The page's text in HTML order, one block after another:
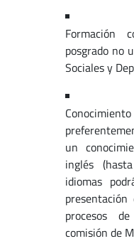
Formación
posgrado no
Sociales y
un
inglés
idiomas
procesos
comisión de